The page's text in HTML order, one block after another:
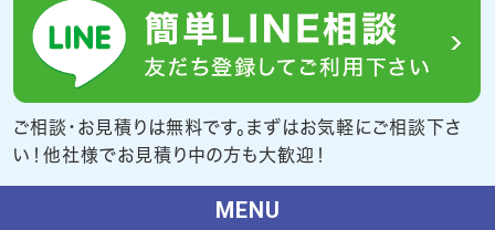
ご相談・お見積りは無料です。まずはお気軽にご相談下さ
い！他社様でお見積り中の方も大歓迎！
MENU